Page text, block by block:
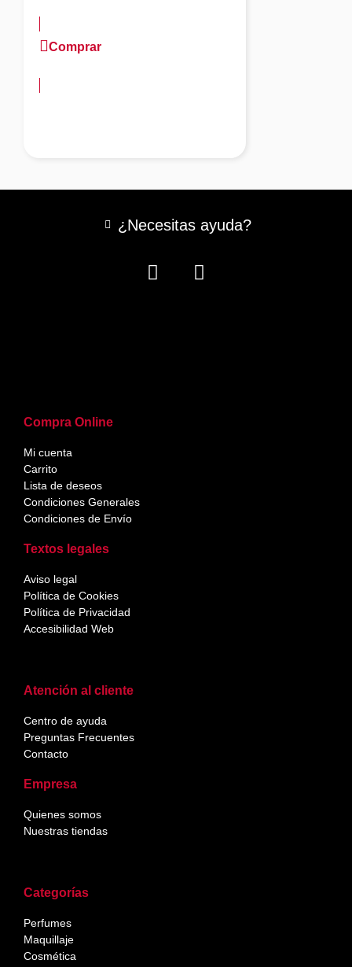
Comprar
Categorías
Perfumes
Maquillaje
Cosmética
Atención al cliente
Centro de ayuda
Preguntas Frecuentes
Contacto
Empresa
Quienes somos
Nuestras tiendas
Compra Online
Mi cuenta
Carrito
Lista de deseos
Condiciones Generales
Condiciones de Envío
Textos legales
Aviso legal
Política de Cookies
Política de Privacidad
Accesibilidad Web
¿Necesitas ayuda?